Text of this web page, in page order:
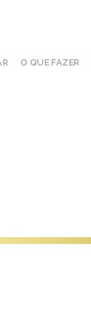
O QUE FAZER